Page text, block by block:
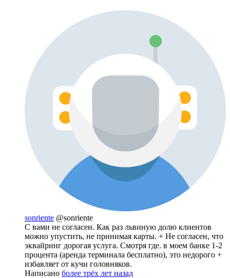
sonriente @sonriente
C вами не согласен. Как раз львиную долю клиентов
можно упустить, не принимая карты. + Не согласен, что
эквайринг дорогая услуга. Смотря где. в моем банке 1-2
процента (аренда терминала бесплатно), это недорого +
избавляет от кучи головняков.
Написано более трёх лет назад